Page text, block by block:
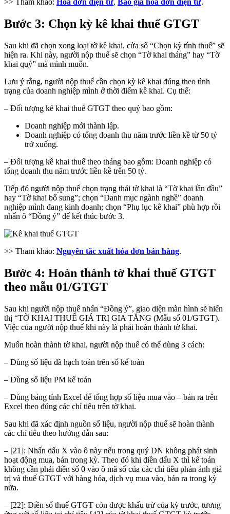
>> Tham khảo: Hóa đơn điện tử, Báo giá hóa đơn điện tử.
Bước 3: Chọn kỳ kê khai thuế GTGT
Sau khi đã chọn xong loại tờ kê khai, cửa sổ “Chọn kỳ tính thuế” sẽ
hiện ra. Khi này, người nộp thuế sẽ chọn “Tờ khai tháng” hay “Tờ
khai quý” mà mình muốn.
Lưu ý rằng, người nộp thuế cần chọn kỳ kê khai đúng theo tình
trạng của doanh nghiệp mình ở thời điểm kê khai. Cụ thể:
– Đối tượng kê khai thuế GTGT theo quý bao gồm:
Doanh nghiệp mới thành lập.
Doanh nghiệp có tổng doanh thu năm trước liền kề từ 50 tỷ
trở xuống.
– Đối tượng kê khai thuế theo tháng bao gồm: Doanh nghiệp có
tổng doanh thu năm trước liền kề trên 50 tỷ.
Tiếp đó người nộp thuế chọn trạng thái tờ khai là “Tờ khai lần đầu”
hay “Tờ khai bổ sung”; chọn “Danh mục ngành nghề” doanh
nghiệp mình đang kinh doanh; chọn “Phụ lục kê khai” phù hợp rồi
nhấn ô “Đồng ý” để kết thúc bước 3.
>> Tham khảo: Nguyên tắc xuất hóa đơn bán hàng.
Bước 4: Hoàn thành tờ khai thuế GTGT
theo mẫu 01/GTGT
Sau khi người nộp thuế nhấn “Đồng ý”, giao diện màn hình sẽ hiển
thị “TỜ KHAI THUẾ GIÁ TRỊ GIA TĂNG (Mẫu số 01/GTGT).
Việc của người nộp thuế khi này là phải hoàn thành tờ khai.
Muốn hoàn thành tờ khai, người nộp thuế có thể dùng 3 cách:
– Dùng số liệu đã hạch toán trên sổ kế toán
– Dùng số liệu PM kế toán
– Dùng bảng tính Excel để tổng hợp số liệu mua vào – bán ra trên
Excel theo đúng các chỉ tiêu trên tờ khai.
Sau khi đã xác định nguồn số liệu, người nộp thuế sẽ hoàn thành
các chỉ tiêu theo hướng dẫn sau:
– [21]: Nhấn dấu X vào ô này nếu trong quý DN không phát sinh
hoạt động mua, bán trong kỳ. Theo đó khi điền dấu X thì kế toán
không cần phải điền số 0 vào ô mã số của các chỉ tiêu phản ánh giá
trị và thuế GTGT với hàng hóa, dịch vụ mua vào, bán ra trong kỳ
nữa.
– [22]: Điền số thuế GTGT còn được khấu trừ của kỳ trước, tương